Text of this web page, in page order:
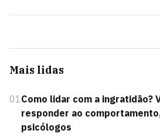
Mais lidas
01 Como lidar com a ingratidão?
responder ao
psicólogos